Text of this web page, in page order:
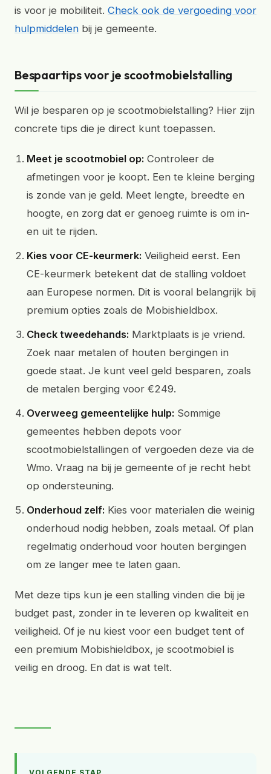
is voor je mobiliteit. Check ook de vergoeding voor
hulpmiddelen bij je gemeente.
Bespaartips voor je scootmobielstalling
Wil je besparen op je scootmobielstalling? Hier zijn
concrete tips die je direct kunt toepassen.
Meet je scootmobiel op: Controleer de
afmetingen voor je koopt. Een te kleine berging
is zonde van je geld. Meet lengte, breedte en
hoogte, en zorg dat er genoeg ruimte is om in-
en uit te rijden.
Kies voor CE-keurmerk: Veiligheid eerst. Een
CE-keurmerk betekent dat de stalling voldoet
aan Europese normen. Dit is vooral belangrijk bij
premium opties zoals de Mobishieldbox.
Check tweedehands: Marktplaats is je vriend.
Zoek naar metalen of houten bergingen in
goede staat. Je kunt veel geld besparen, zoals
de metalen berging voor €249.
Overweeg gemeentelijke hulp: Sommige
gemeentes hebben depots voor
scootmobielstallingen of vergoeden deze via de
Wmo. Vraag na bij je gemeente of je recht hebt
op ondersteuning.
Onderhoud zelf: Kies voor materialen die weinig
onderhoud nodig hebben, zoals metaal. Of plan
regelmatig onderhoud voor houten bergingen
om ze langer mee te laten gaan.
Met deze tips kun je een stalling vinden die bij je
budget past, zonder in te leveren op kwaliteit en
veiligheid. Of je nu kiest voor een budget tent of
een premium Mobishieldbox, je scootmobiel is
veilig en droog. En dat is wat telt.